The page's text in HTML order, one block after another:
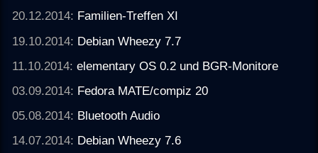
20.12.2014: Familien-Treffen XI
19.10.2014: Debian Wheezy 7.7
11.10.2014:elementary OS 0.2 und BGR-Monitore
03.09.2014: Fedora MATE/compiz 20
05.08.2014: Bluetooth Audio
14.07.2014: Debian Wheezy 7.6